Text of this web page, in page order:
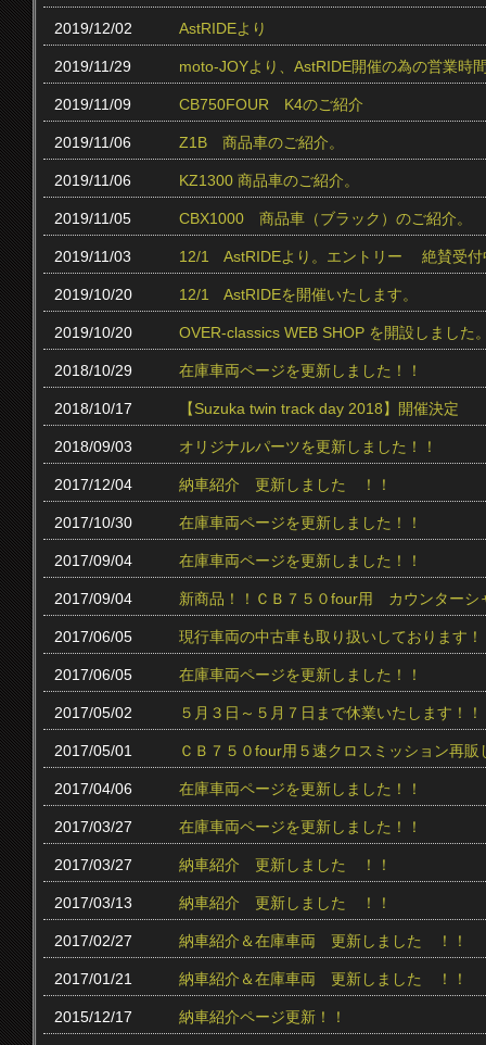
2019/12/02 AstRIDEより
2019/11/29 moto-JOYより、AstRIDE開催の為の営業時
2019/11/09 CB750FOUR K4のご紹介
2019/11/06 Z1B 商品車のご紹介。
2019/11/06 KZ1300 商品車のご紹介。
2019/11/05 CBX1000 商品車（ブラック）のご紹介。
2019/11/03 12/1 AstRIDEより。エントリー 絶賛受付
2019/10/20 12/1 AstRIDEを開催いたします。
2019/10/20 OVER-classics WEB SHOP を開設しました
2018/10/29 在庫車両ページを更新しました！！
2018/10/17 【Suzuka twin track day 2018】開催決定
2018/09/03 オリジナルパーツを更新しました！！
2017/12/04 納車紹介 更新しました ！！
2017/10/30 在庫車両ページを更新しました！！
2017/09/04 在庫車両ページを更新しました！！
2017/09/04 新商品！！ＣＢ７５０four用 カウンター
2017/06/05 現行車両の中古車も取り扱いしております！
2017/06/05 在庫車両ページを更新しました！！
2017/05/02 ５月３日～５月７日まで休業いたします！！
2017/05/01 ＣＢ７５０four用５速クロスミッション再販
2017/04/06 在庫車両ページを更新しました！！
2017/03/27 在庫車両ページを更新しました！！
2017/03/27 納車紹介 更新しました ！！
2017/03/13 納車紹介 更新しました ！！
2017/02/27 納車紹介＆在庫車両 更新しました ！！
2017/01/21 納車紹介＆在庫車両 更新しました ！！
2015/12/17 納車紹介ページ更新！！